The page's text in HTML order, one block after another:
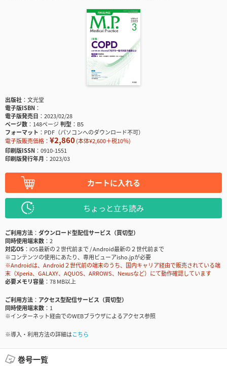
出版社
文光堂
電子版ISBN
電子版発売日
2023/02/28
ページ数
148ページ判型
B5
フォーマット
PDF（パソコンへのダウンロード不可）
電子版販売価格： ¥2,860(本体¥2,600＋税10％)
印刷版ISSN
0910-1551
印刷版発行年月
2023/03
カートに入れる
ちょっと立ち読み
ご利用方法
ダウンロード型配信サービス（買切型）
同時使用端末数
2
対応OS
iOS最新の２世代前まで / Android最新の２世代前まで
※コンテンツの使用にあたり、専用ビューアisho.jpが必要
※Androidは、Android２世代前の端末のうち、国内キャリア経由で販売されている端
末（Xperia、GALAXY、AQUOS、ARROWS、Nexusなど）にて動作確認しています
必要メモリ容量
78 MB以上
ご利用方法
アクセス型配信サービス（買切型）
同時使用端末数
1
※インターネット経由でのWEBブラウザによるアクセス参照
※導入・利用方法の詳細はこちら
巻号一覧